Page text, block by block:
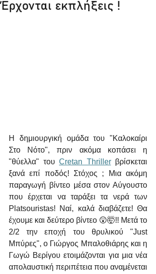
Έρχονται εκπλήξεις !
Η δημιουργική ομάδα του "Καλοκαίρι
Στο Νότο", πριν ακόμα κοπάσει η
"θύελλα" του Cretan Thriller βρίσκεται
ξανά επί ποδός! Στόχος ; Μια ακόμη
παραγωγή βίντεο μέσα στον Αύγουστο
που έρχεται να ταράξει τα νερά των
Platsouristas! Ναί, καλά διαβάζετε! Θα
έχουμε και δεύτερο βίντεο 😲🤯!! Μετά το
2/2 την εποχή του θρυλικού "Just
Μπύρες", o Γιώργος Μπαλοθιάρης και η
Γωγώ Βερίγου ετοιμάζονται για μια νέα
απολαυστική περιπέτεια που αναμένεται